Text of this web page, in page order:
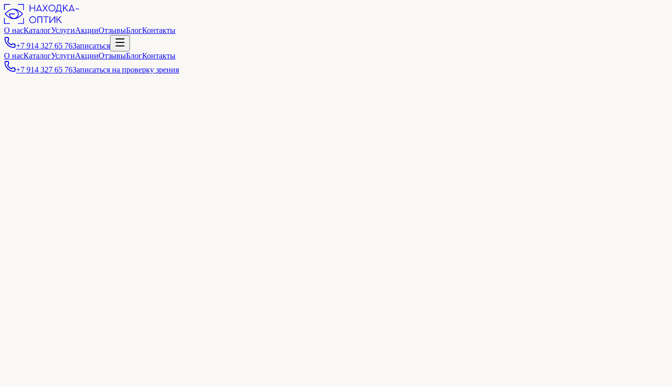
О насКаталогУслугиАкцииОтзывыБлогКонтакты
+7 914 327 65 76Записаться
О насКаталогУслугиАкцииОтзывыБлогКонтакты
+7 914 327 65 76Записаться на проверку зрения